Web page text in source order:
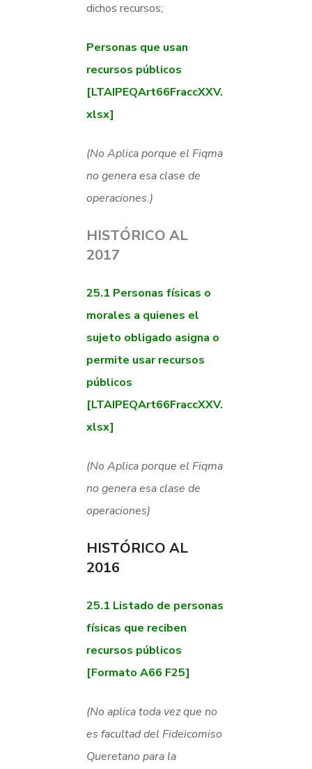
dichos recursos;
Personas que usan
recursos públicos
[LTAIPEQArt66FraccXXV.
xlsx]
(No Aplica porque el Fiqma
no genera esa clase de
operaciones.)
HISTÓRICO AL
2017
25.1 Personas físicas o
morales a quienes el
sujeto obligado asigna o
permite usar recursos
públicos
[LTAIPEQArt66FraccXXV.
xlsx]
(No Aplica porque el Fiqma
no genera esa clase de
operaciones)
HISTÓRICO AL
2016
25.1 Listado de personas
físicas que reciben
recursos públicos
[Formato A66 F25]
(No aplica toda vez que no
es facultad del Fideicomiso
Queretano para la